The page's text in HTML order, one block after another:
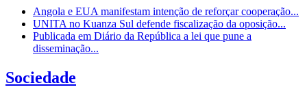
Angola e EUA manifestam intenção de reforçar cooperação...
UNITA no Kuanza Sul defende fiscalização da oposição...
Publicada em Diário da República a lei que pune a
disseminação...
Sociedade